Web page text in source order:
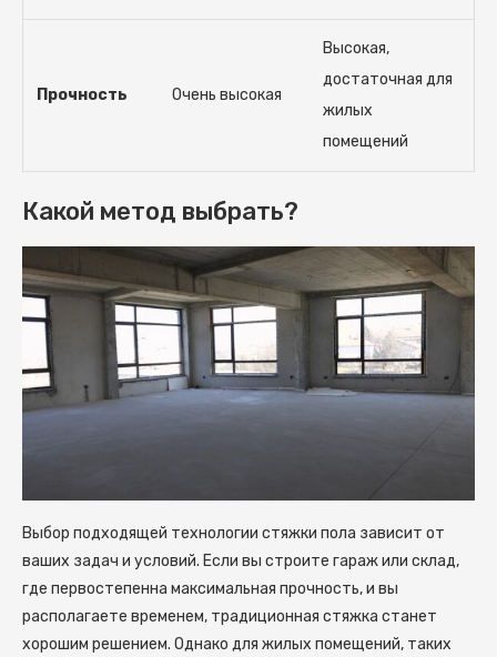
Прочность Очень высокая
Высокая,
достаточная для
жилых
помещений
Какой метод выбрать?
Выбор подходящей технологии стяжки пола зависит от
ваших задач и условий. Если вы строите гараж или склад,
где первостепенна максимальная прочность, и вы
располагаете временем, традиционная стяжка станет
хорошим решением. Однако для жилых помещений, таких